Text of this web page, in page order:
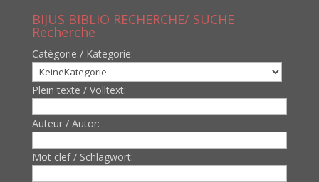
BIJUS BIBLIO RECHERCHE/ SUCHE
Recherche
Catègorie / Kategorie:
Plein texte / Volltext:
Auteur / Autor:
Mot clef / Schlagwort: